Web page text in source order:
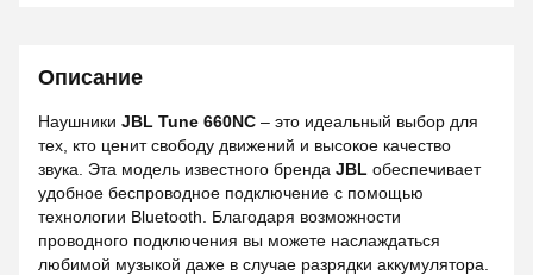
Описание
Наушники JBL Tune 660NC – это идеальный выбор для
тех, кто ценит свободу движений и высокое качество
звука. Эта модель известного бренда JBL обеспечивает
удобное беспроводное подключение с помощью
технологии Bluetooth. Благодаря возможности
проводного подключения вы можете наслаждаться
любимой музыкой даже в случае разрядки аккумулятора.